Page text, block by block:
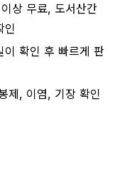
상 무료, 도서산간
인
이 확인 후 빠르게 판
제, 이염, 기장 확인